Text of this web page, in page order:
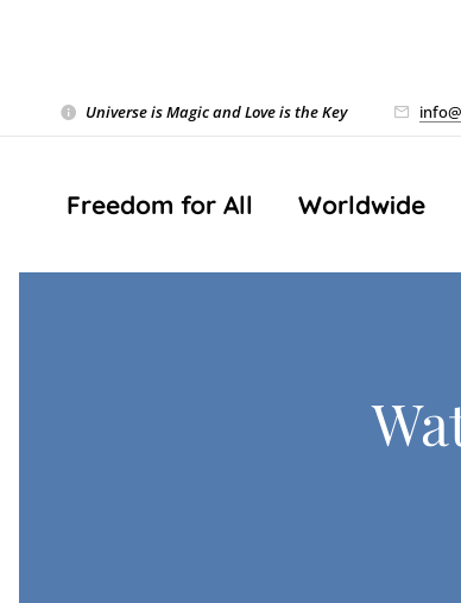
Universe is Magic and Love is the Key❤️
Freedom for All ❤️ Worldwide